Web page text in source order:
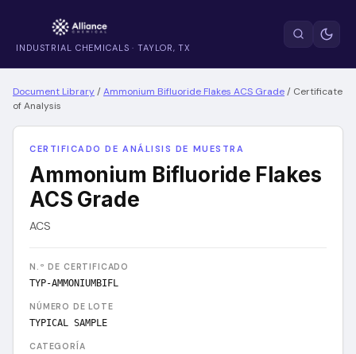
INDUSTRIAL CHEMICALS · TAYLOR, TX
Document Library/Ammonium Bifluoride Flakes ACS Grade/ Certificate
of Analysis
CERTIFICADO DE ANÁLISIS DE MUESTRA
Ammonium Bifluoride Flakes
ACS Grade
ACS
N.º DE CERTIFICADO
TYP-AMMONIUMBIFL
NÚMERO DE LOTE
TYPICAL SAMPLE
CATEGORÍA